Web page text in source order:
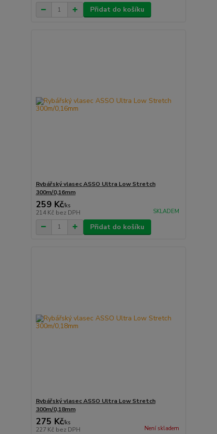
Přidat do košíku
Rybářský vlasec ASSO Ultra Low Stretch
300m/0,16mm
259 Kč/ks
214 Kč bez DPH SKLADEM
Přidat do košíku
Rybářský vlasec ASSO Ultra Low Stretch
300m/0,18mm
275 Kč/ks
227 Kč bez DPH Není skladem